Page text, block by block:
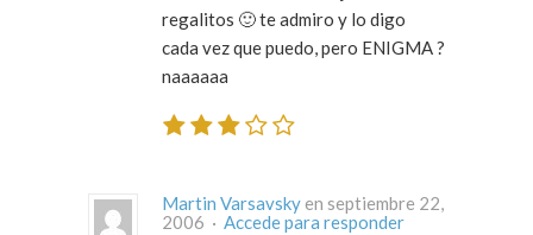
regalitos 🙂 te admiro y lo digo
cada vez que puedo, pero ENIGMA ?
naaaaaa
Martin Varsavsky en septiembre 22,
2006 · Accede para responder